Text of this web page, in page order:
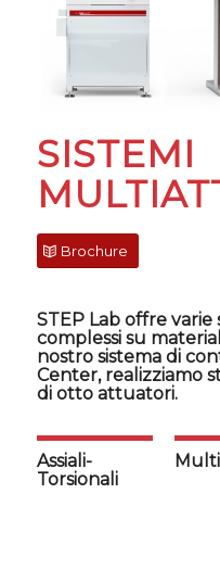
SISTEMI
Brochure
STEP Lab offre
complessi su
nostro sistema di
Center, realizziamo
di otto attuatori.
Assiali-
Torsionali